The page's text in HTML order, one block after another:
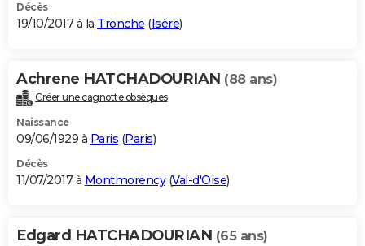
Décès
19/10/2017 à la Tronche (Isère)
Achrene HATCHADOURIAN (88 ans)
Créer une cagnotte obsèques
Naissance
09/06/1929 à Paris (Paris)
Décès
11/07/2017 à Montmorency(Val-d'Oise)
Edgard HATCHADOURIAN (65 ans)